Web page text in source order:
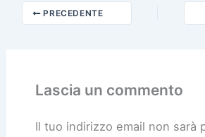
PRECEDENTE
Lascia un commento
Il tuo indirizzo email non sarà